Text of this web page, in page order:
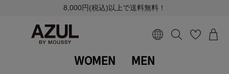
8,000円(税込)以上で送料無料！
WOMEN MEN